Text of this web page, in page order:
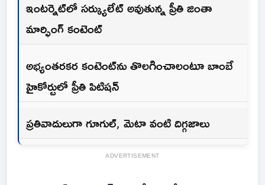
ఇంటర్నెట్‌లో సర్క్యులేట్ అవుతున్న ప్రీతి జింతా
మార్ఫింగ్ కంటెంట్
అభ్యంతరకర కంటెంట్‌ను తొలగించాలంటూ బాంబే
హైకోర్టులో ప్రీతి పిటిషన్
ప్రతివాదులుగా గూగుల్, మెటా వంటి దిగ్గజాలు
ADVERTISEMENT